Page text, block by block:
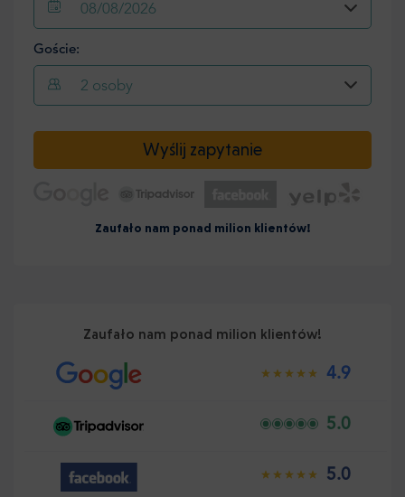
08/08/2026
Goście:
2 osoby
Wyślij zapytanie
Zaufało nam ponad milion klientów!
Zaufało nam ponad milion klientów!
4.9
5.0
5.0